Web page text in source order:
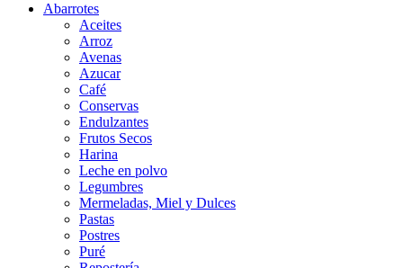
Abarrotes
Aceites
Arroz
Avenas
Azucar
Café
Conservas
Endulzantes
Frutos Secos
Harina
Leche en polvo
Legumbres
Mermeladas, Miel y Dulces
Pastas
Postres
Puré